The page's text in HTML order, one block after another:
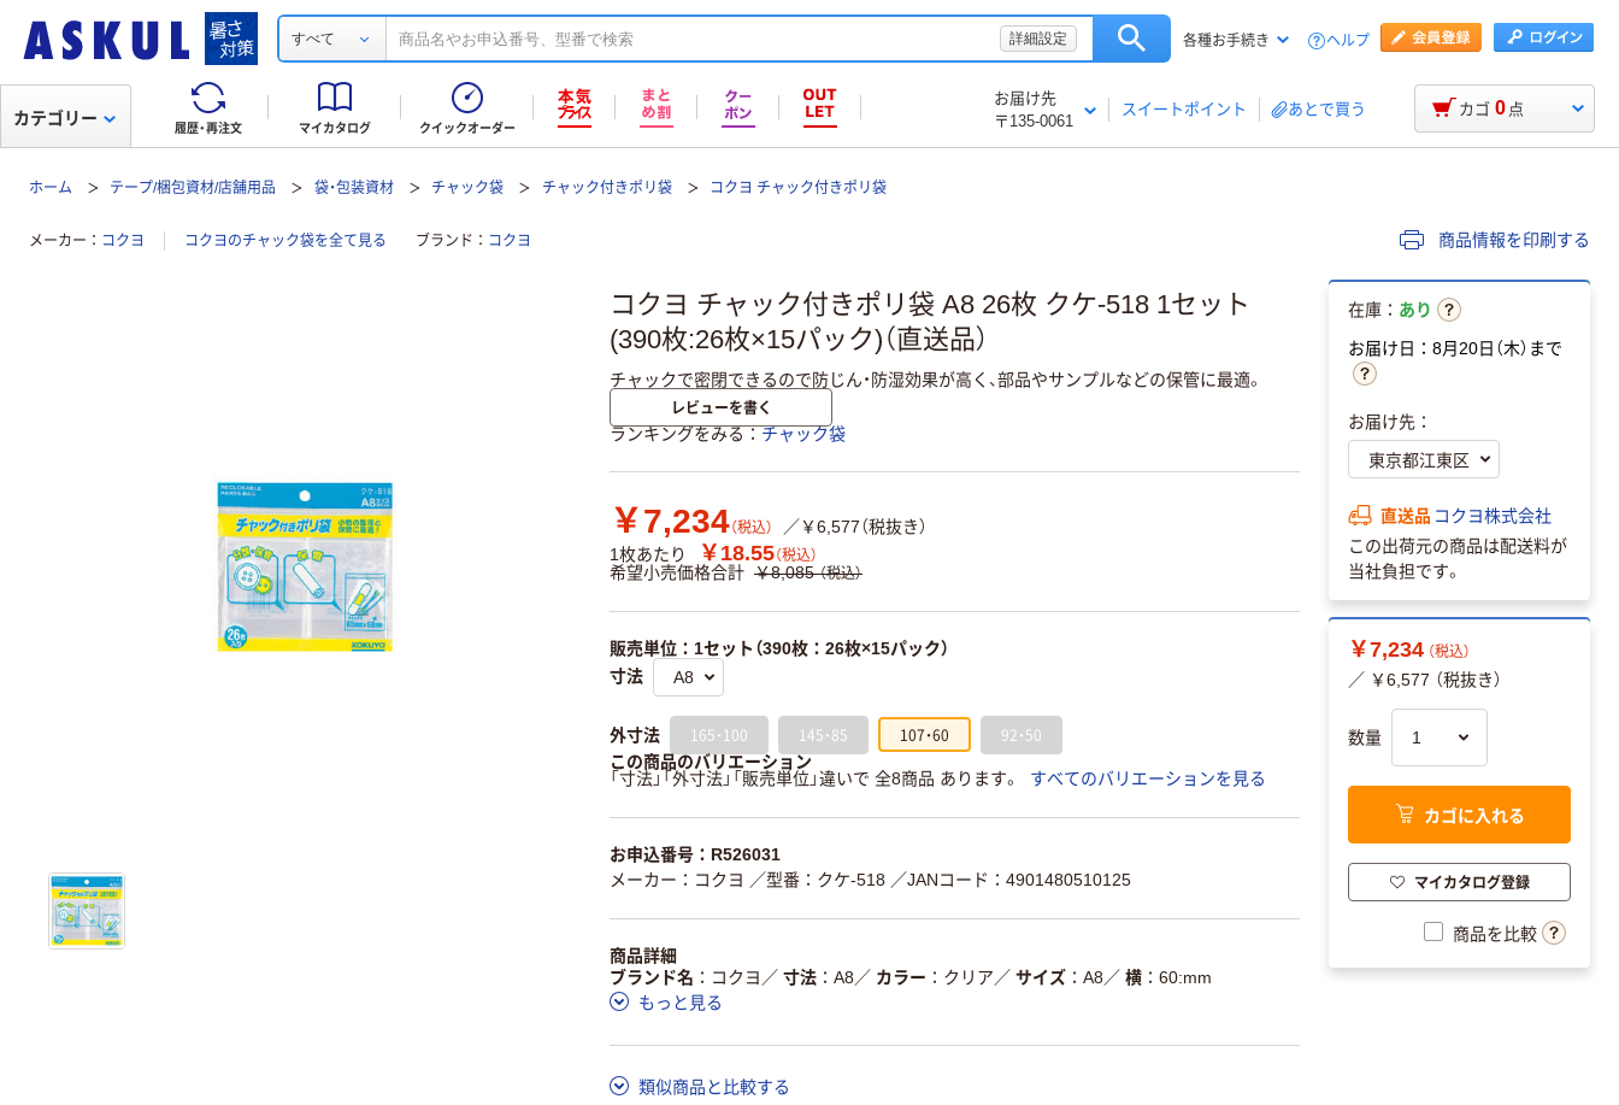
すべて 詳細設定 各種お手続き ヘルプ
履歴・再注文 マイカタログ クイックオーダー
お届け先
〒135-0061
スイートポイント あとで買う
カテゴリー カゴ 0 点
ホーム テープ/梱包資材/店舗用品 袋・包装資材 チャック袋 チャック付きポリ袋 コクヨ チャック付きポリ袋
メーカー コクヨ コクヨのチャック袋を全て見る ブランド コクヨ 商品情報を印刷する
コクヨ チャック付きポリ袋 A8 26枚 クケ-518 1セット
(390枚:26枚×15パック)（直送品）
チャックで密閉できるので防じん・防湿効果が高く、部品やサンプルなどの保管に最適。
レビューを書く
ランキングをみる チャック袋
￥7,234（税込）
／￥6,577（税抜き）
1枚あたり
￥18.55（税込）
希望小売価格合計 ￥8,085 （税込）
販売単位：1セット（390枚：26枚×15パック）
寸法
外寸法 165・100 145・85 107・60 92・50
この商品のバリエーション
「寸法」「外寸法」「販売単位」違いで 全8商品 あります。
すべてのバリエーションを見る
お申込番号：R526031
メーカー：コクヨ ／型番：クケ-518 ／JANコード：4901480510125
商品詳細
ブランド名
コクヨ ／ 寸法 A8 ／ カラー クリア ／ サイズ A8 ／ 横
60:mm
もっと見る
類似商品と比較する
在庫： あり
お届け日：8月20日（木）まで
お届け先：
直送品 コクヨ株式会社
この出荷元の商品は配送料が
当社負担です。
￥7,234 （税込）
／ ￥6,577 （税抜き）
数量
カゴに入れる
マイカタログ登録
商品を比較